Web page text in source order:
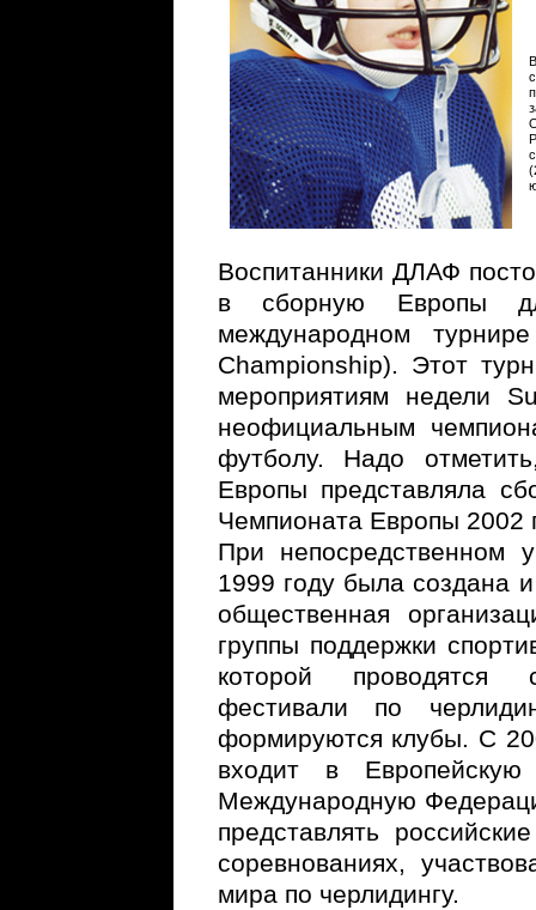
Воспитанники ДЛАФ
в сборную Европы
международном
Championship). Этот
мероприятиям недели
неофициальным
футболу. Надо
Европы представляла
Чемпионата Европы 2002
При непосредственном
1999 году была создана
общественная
группы поддержки
которой проводятся
фестивали по
формируются клубы. С
входит в
Международную
представлять
соревнованиях,
мира по черлидингу.